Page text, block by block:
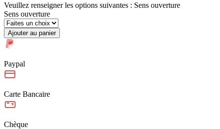
Veuillez renseigner les options suivantes : Sens ouverture
Sens ouverture
Ajouter au panier
Paypal
Carte Bancaire
Chèque